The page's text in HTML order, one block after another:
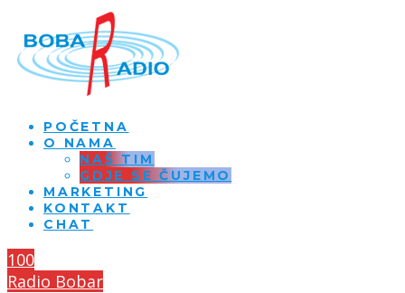
POČETNA
O NAMA
NAŠ TIM
GDJE SE ČUJEMO
MARKETING
KONTAKT
CHAT
100
Radio Bobar